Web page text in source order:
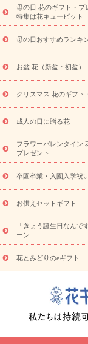
念日
結婚祝い
寿祝い
プチギフト
供え・お悔やみ商品
お供え プリザーブド
盆・初盆）
その他
ビジネス用
ご
ドフラワー
スタ
ンド花
お祝い
ディ胡蝶蘭・お祝い
観葉植物
観葉
お祝い
お供え・
プチギフト（
キューピットのeGfit
ド
お花の種類
お祝い お祝い・
5000円～
お祝い
悔やみ
円～
お供え・お悔
読み物
いのマナー
定年
花キュー
彩心理学」で選ぶ方
母の日 花のギフト・プ
特集は花キューピット
母の日おすすめランキ
お盆 花（新盆・初盆）
クリスマス 花のギフト
成人の日に贈る花
フラワーバレンタイン
プレゼント
卒園卒業・入園入学祝
お供えセットギフト
「きょう誕生日なんで
ーン
花とみどりのeギフト